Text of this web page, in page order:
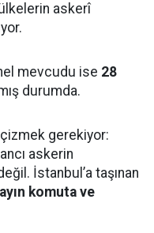
askerî
mevcudu ise 28
durumda.
çizmek gerekiyor:
askerin
İstanbul’a taşınan
komuta ve